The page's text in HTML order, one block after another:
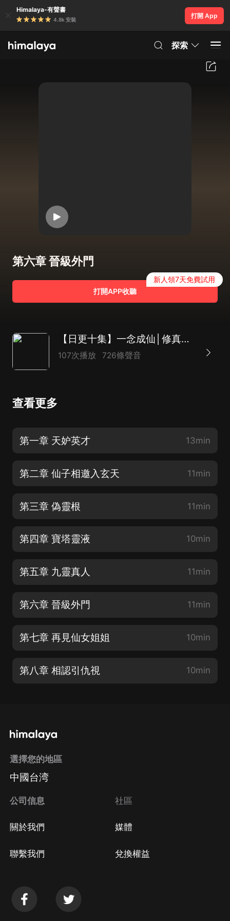
Himalaya-有聲書
4.8k 安裝
打開 App
探索
第六章 晉級外門
打開APP收聽
新人領7天免費試用
【日更十集】一念成仙│修真玄幻│熱血|AI
107次播放 726條聲音
查看更多
第一章 天妒英才 13min
第二章 仙子相邀入玄天 11min
第三章 偽靈根 11min
第四章 寶塔靈液 10min
第五章 九靈真人 11min
第六章 晉級外門 11min
第七章 再見仙女姐姐 10min
第八章 相認引仇視 10min
選擇您的地區
中國台湾
公司信息
關於我們
聯繫我們
社區
媒體
兌換權益